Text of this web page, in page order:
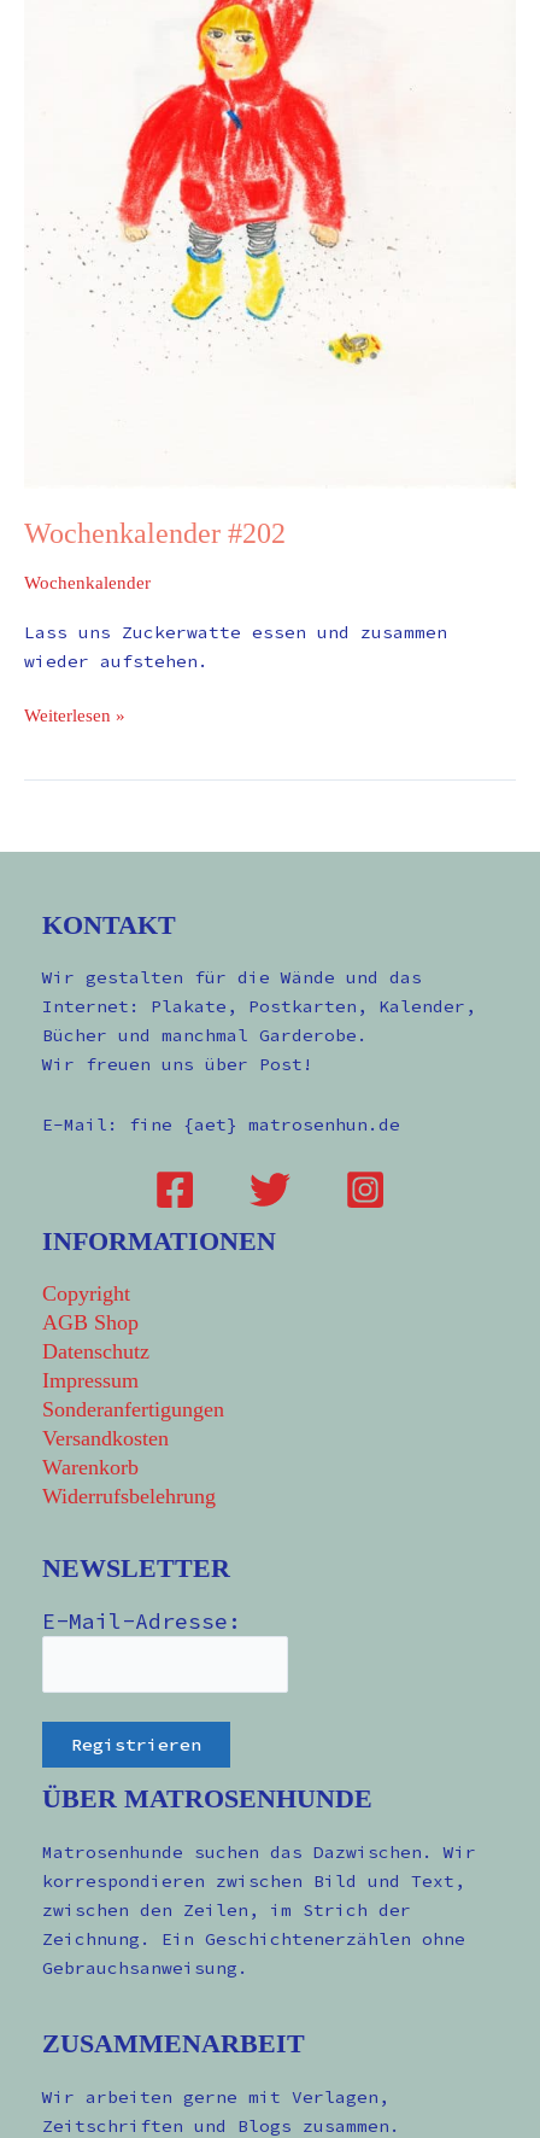
Wochenkalender #202
Wochenkalender
Lass uns Zuckerwatte essen und zusammen
wieder aufstehen.
Weiterlesen »
KONTAKT
Wir gestalten für die Wände und das
Internet: Plakate, Postkarten, Kalender,
Bücher und manchmal Garderobe.
Wir freuen uns über Post!
E-Mail: fine {aet} matrosenhun.de
INFORMATIONEN
Copyright
AGB Shop
Datenschutz
Impressum
Sonderanfertigungen
Versandkosten
Warenkorb
Widerrufsbelehrung
NEWSLETTER
E-Mail-Adresse:
ÜBER MATROSENHUNDE
Matrosenhunde suchen das Dazwischen. Wir
korrespondieren zwischen Bild und Text,
zwischen den Zeilen, im Strich der
Zeichnung. Ein Geschichtenerzählen ohne
Gebrauchsanweisung.
ZUSAMMENARBEIT
Wir arbeiten gerne mit Verlagen,
Zeitschriften und Blogs zusammen.